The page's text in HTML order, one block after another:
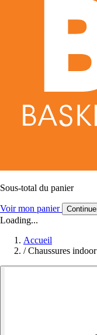
Sous-total du panier
Voir mon panier
Loading...
Accueil
/ Chaussures